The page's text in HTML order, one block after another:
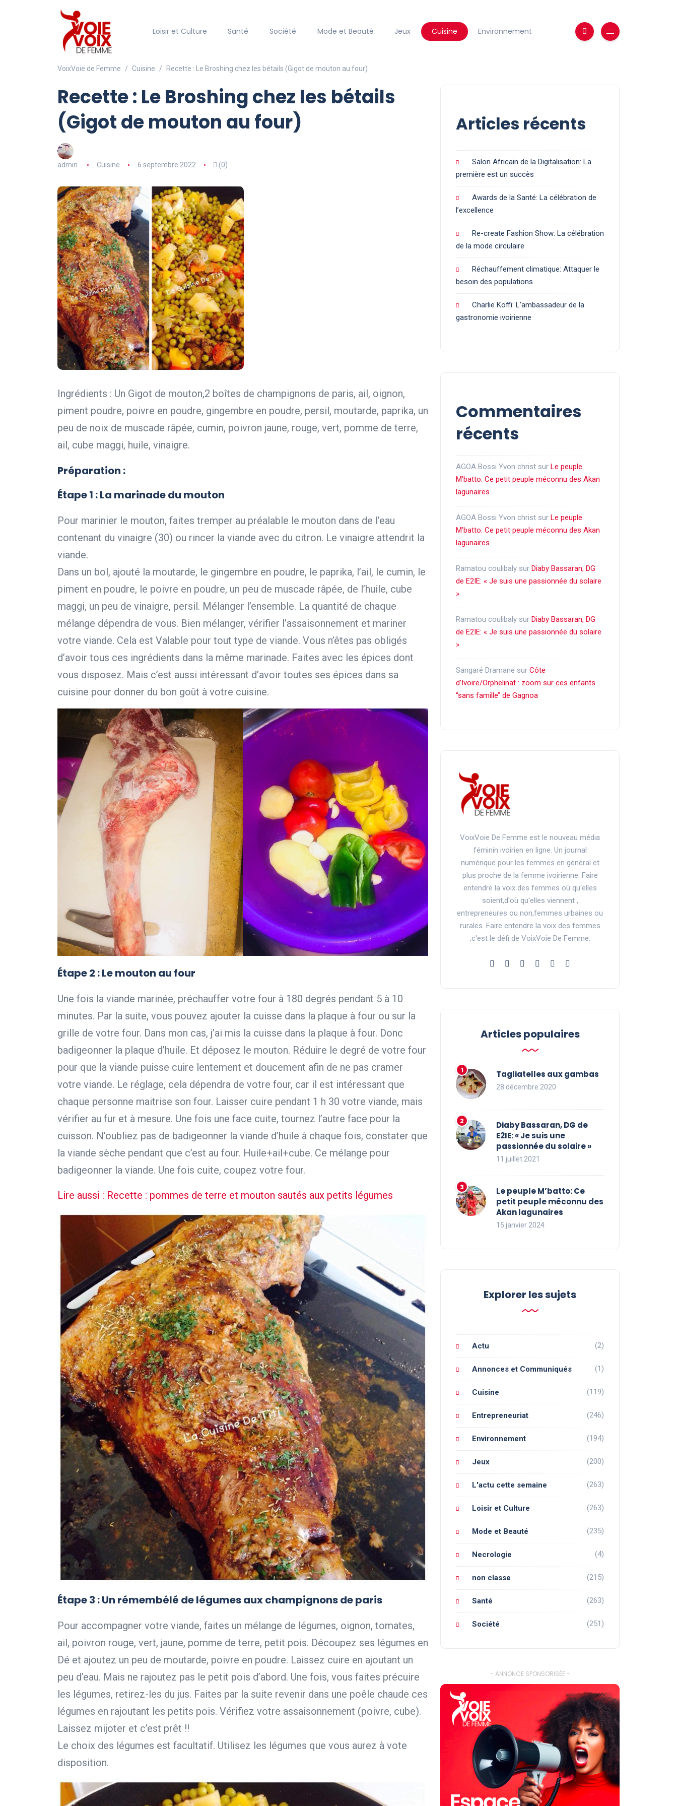
Loisir et Culture Santé Société Mode et Beauté Jeux Cuisine Environnement
VoixVoie de Femme Cuisine Recette : Le Broshing chez les bétails (Gigot de mouton au four)
Recette : Le Broshing chez les bétails
(Gigot de mouton au four)
admin Cuisine 6 septembre 2022 (0)
Ingrédients : Un Gigot de mouton,2 boîtes de champignons de paris, ail, oignon,
piment poudre, poivre en poudre, gingembre en poudre, persil, moutarde, paprika, un
peu de noix de muscade râpée, cumin, poivron jaune, rouge, vert, pomme de terre,
ail, cube maggi, huile, vinaigre.
Préparation :
Étape 1 : La marinade du mouton
Pour marinier le mouton, faites tremper au préalable le mouton dans de l’eau
contenant du vinaigre (30) ou rincer la viande avec du citron. Le vinaigre attendrit la
viande.
Dans un bol, ajouté la moutarde, le gingembre en poudre, le paprika, l’ail, le cumin, le
piment en poudre, le poivre en poudre, un peu de muscade râpée, de l’huile, cube
maggi, un peu de vinaigre, persil. Mélanger l’ensemble. La quantité de chaque
mélange dépendra de vous. Bien mélanger, vérifier l’assaisonnement et mariner
votre viande. Cela est Valable pour tout type de viande. Vous n’êtes pas obligés
d’avoir tous ces ingrédients dans la même marinade. Faites avec les épices dont
vous disposez. Mais c’est aussi intéressant d’avoir toutes ses épices dans sa
cuisine pour donner du bon goût à votre cuisine.
Étape 2 :Le mouton au four
Une fois la viande marinée, préchauffer votre four à 180 degrés pendant 5 à 10
minutes. Par la suite, vous pouvez ajouter la cuisse dans la plaque à four ou sur la
grille de votre four. Dans mon cas, j’ai mis la cuisse dans la plaque à four. Donc
badigeonner la plaque d’huile. Et déposez le mouton. Réduire le degré de votre four
pour que la viande puisse cuire lentement et doucement afin de ne pas cramer
votre viande. Le réglage, cela dépendra de votre four, car il est intéressant que
chaque personne maitrise son four. Laisser cuire pendant 1 h 30 votre viande, mais
vérifier au fur et à mesure. Une fois une face cuite, tournez l’autre face pour la
cuisson. N’oubliez pas de badigeonner la viande d’huile à chaque fois, constater que
la viande sèche pendant que c’est au four. Huile+ail+cube. Ce mélange pour
badigeonner la viande. Une fois cuite, coupez votre four.
Lire aussi : Recette : pommes de terre et mouton sautés aux petits légumes
Étape 3 : Un rémembélé de légumes aux champignons de paris
Pour accompagner votre viande, faites un mélange de légumes, oignon, tomates,
ail, poivron rouge, vert, jaune, pomme de terre, petit pois. Découpez ses légumes en
Dé et ajoutez un peu de moutarde, poivre en poudre. Laissez cuire en ajoutant un
peu d’eau. Mais ne rajoutez pas le petit pois d’abord. Une fois, vous faites précuire
les légumes, retirez-les du jus. Faites par la suite revenir dans une poêle chaude ces
légumes en rajoutant les petits pois. Vérifiez votre assaisonnement (poivre, cube).
Laissez mijoter et c’est prêt !!
Le choix des légumes est facultatif. Utilisez les légumes que vous aurez à vote
disposition.
Articles récents
Salon Africain de la Digitalisation: La
première est un succès
Awards de la Santé: La célébration de
l’excellence
Re-create Fashion Show: La célébration
de la mode circulaire
Réchauffement climatique: Attaquer le
besoin des populations
Charlie Koffi: L’ambassadeur de la
gastronomie ivoirienne
Commentaires
récents
AGOA Bossi Yvon christ sur Le peuple
M’batto: Ce petit peuple méconnu des Akan
lagunaires
AGOA Bossi Yvon christ sur Le peuple
M’batto: Ce petit peuple méconnu des Akan
lagunaires
Ramatou coulibaly sur Diaby Bassaran, DG
de E2IE: « Je suis une passionnée du solaire
»
Ramatou coulibaly sur Diaby Bassaran, DG
de E2IE: « Je suis une passionnée du solaire
»
Sangaré Dramane sur Côte
d’Ivoire/Orphelinat : zoom sur ces enfants
‘‘sans famille’’ de Gagnoa
VoixVoie De Femme est le nouveau média
féminin ivoirien en ligne. Un journal
numérique pour les femmes en général et
plus proche de la femme ivoirienne. Faire
entendre la voix des femmes où qu'elles
soient,d'où qu'elles viennent ,
entrepreneures ou non,femmes urbaines ou
rurales. Faire entendre la voix des femmes
,c'est le défi de VoixVoie De Femme.
Articles populaires
Tagliatelles aux gambas
28 décembre 2020
Diaby Bassaran, DG de
E2IE: « Je suis une
passionnée du solaire »
11 juillet 2021
Le peuple M’batto: Ce
petit peuple méconnu des
Akan lagunaires
15 janvier 2024
Explorer les sujets
Actu (2)
Annonces et Communiqués (1)
Cuisine (119)
Entrepreneuriat (246)
Environnement (194)
Jeux (200)
L'actu cette semaine (263)
Loisir et Culture (263)
Mode et Beauté (235)
Necrologie (4)
non classe (215)
Santé (263)
Société (251)
- ANNONCE SPONSORISÉE -